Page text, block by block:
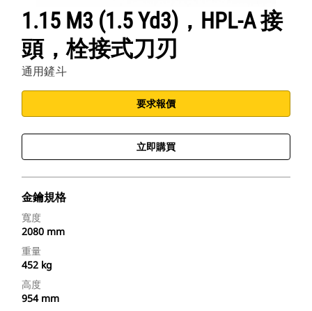
1.15 M3 (1.5 Yd3)，HPL-A 接
頭，栓接式刀刃
通用鏟斗
要求報價
立即購買
金鑰規格
寬度
2080 mm
重量
452 kg
高度
954 mm